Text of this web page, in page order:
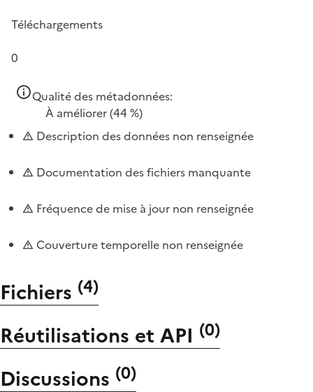
Téléchargements
0
Qualité des métadonnées:
À améliorer(44 %)
Description des données non renseignée
Documentation des fichiers manquante
Fréquence de mise à jour non renseignée
Couverture temporelle non renseignée
Fichiers (4)
Réutilisations et API (0)
Discussions (0)